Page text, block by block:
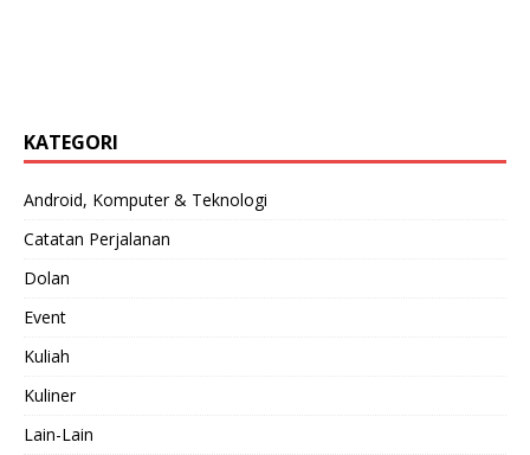
KATEGORI
Android, Komputer & Teknologi
Catatan Perjalanan
Dolan
Event
Kuliah
Kuliner
Lain-Lain